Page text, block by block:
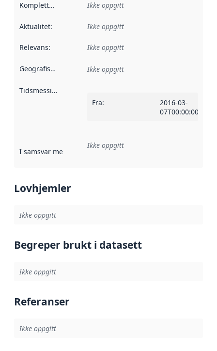
Kompletthet Ikke oppgitt
Aktualitet: Ikke oppgitt
Relevans: Ikke oppgitt
Geografisk avgrensning :
Ikke oppgitt
Tidsmessig avgrensning
Fra:
2016-03-
07T00:00:00Z
I samsvar med Referanse til en implementasjonsregel
Ikke oppgitt
Lovhjemler
Ikke oppgitt
Begreper brukt i datasett
Ikke oppgitt
Referanser
Ikke oppgitt